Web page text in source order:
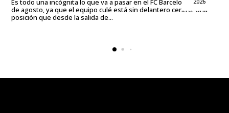
Es todo una incógnita lo que va a pasar en el FC Barcelona a día 4
de agosto, ya que el equipo culé está sin delantero centro. Una
posición que desde la salida de...